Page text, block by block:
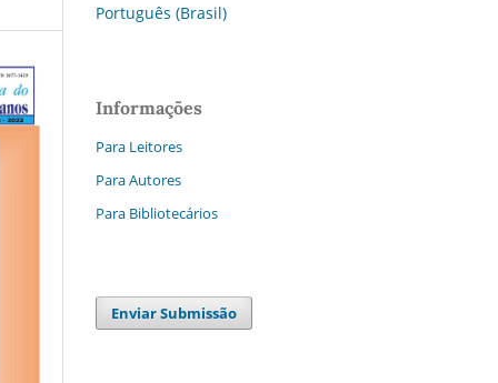
Português (Brasil)
Informações
Para Leitores
Para Autores
Para Bibliotecários
Enviar Submissão